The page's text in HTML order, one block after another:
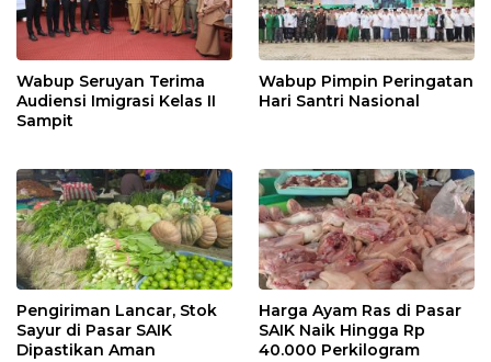
Wabup Seruyan Terima
Audiensi Imigrasi Kelas II
Sampit
Wabup Pimpin Peringatan
Hari Santri Nasional
Pengiriman Lancar, Stok
Sayur di Pasar SAIK
Dipastikan Aman
Harga Ayam Ras di Pasar
SAIK Naik Hingga Rp
40.000 Perkilogram